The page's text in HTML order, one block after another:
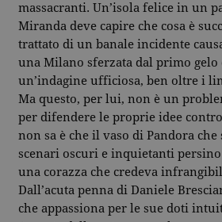
massacranti. Un’isola felice in un
Miranda deve capire che cosa è
trattato di un banale incidente
una Milano sferzata dal primo gelo
un’indagine ufficiosa, ben oltre i
Ma questo, per lui, non è un
per difendere le proprie idee
non sa è che il vaso di Pandora
scenari oscuri e inquietanti
una corazza che credeva
Dall’acuta penna di Daniele
che appassiona per le sue doti